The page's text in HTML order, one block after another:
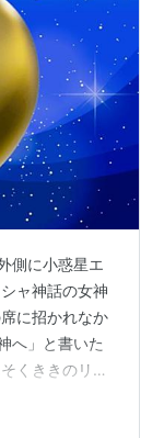
側に小惑星エ
ャ神話の女神
に招かれなか
へ」と書いた
くききのリン
となっていき